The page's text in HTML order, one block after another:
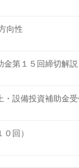
向性
金第１５回締切解説
・設備投資補助金
回）